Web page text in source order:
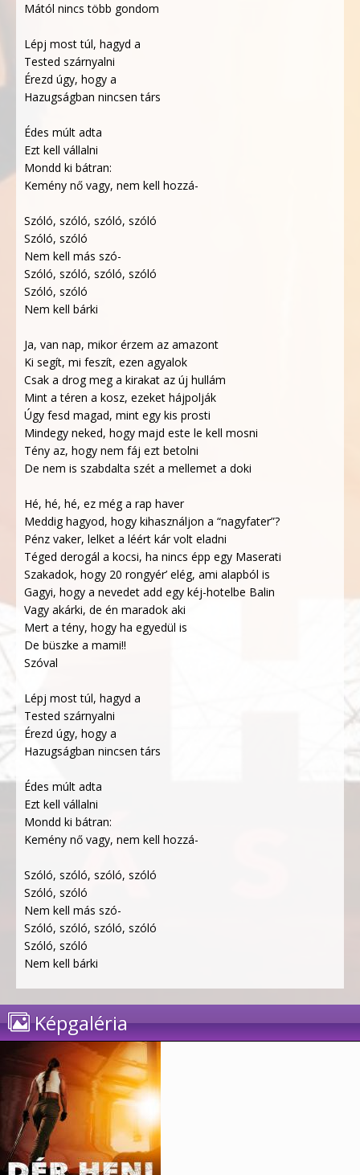
Mától nincs több gondom
Lépj most túl, hagyd a
Tested szárnyalni
Érezd úgy, hogy a
Hazugságban nincsen társ
Édes múlt adta
Ezt kell vállalni
Mondd ki bátran:
Kemény nő vagy, nem kell hozzá-
Szóló, szóló, szóló, szóló
Szóló, szóló
Nem kell más szó-
Szóló, szóló, szóló, szóló
Szóló, szóló
Nem kell bárki
Ja, van nap, mikor érzem az amazont
Ki segít, mi feszít, ezen agyalok
Csak a drog meg a kirakat az új hullám
Mint a téren a kosz, ezeket hájpolják
Úgy fesd magad, mint egy kis prosti
Mindegy neked, hogy majd este le kell mosni
Tény az, hogy nem fáj ezt betolni
De nem is szabdalta szét a mellemet a doki
Hé, hé, hé, ez még a rap haver
Meddig hagyod, hogy kihasználjon a “nagyfater”?
Pénz vaker, lelket a léért kár volt eladni
Téged derogál a kocsi, ha nincs épp egy Maserati
Szakadok, hogy 20 rongyér’ elég, ami alapból is
Gagyi, hogy a nevedet add egy kéj-hotelbe Balin
Vagy akárki, de én maradok aki
Mert a tény, hogy ha egyedül is
De büszke a mami!!
Szóval
Lépj most túl, hagyd a
Tested szárnyalni
Érezd úgy, hogy a
Hazugságban nincsen társ
Édes múlt adta
Ezt kell vállalni
Mondd ki bátran:
Kemény nő vagy, nem kell hozzá-
Szóló, szóló, szóló, szóló
Szóló, szóló
Nem kell más szó-
Szóló, szóló, szóló, szóló
Szóló, szóló
Nem kell bárki
Képgaléria